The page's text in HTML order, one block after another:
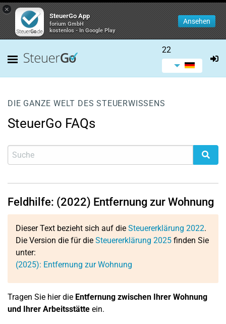
×
SteuerGo App
forium GmbH
kostenlos - In Google Play
Ansehen
22
DIE GANZE WELT DES STEUERWISSENS
SteuerGo FAQs
Feldhilfe: (2022) Entfernung zur Wohnung
Dieser Text bezieht sich auf die Steuererklärung 2022.
Die Version die für die Steuererklärung 2025 finden Sie
unter:
(2025): Entfernung zur Wohnung
Tragen Sie hier die Entfernung zwischen Ihrer Wohnung
und Ihrer Arbeitsstätte ein.